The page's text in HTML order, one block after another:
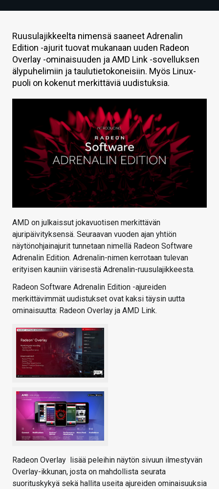
HINTA.FI
KAUPPA
VAIHDA TEEMA
HAKU
Ruusulajikkeelta nimensä saaneet Adrenalin
Edition -ajurit tuovat mukanaan uuden Radeon
Overlay -ominaisuuden ja AMD Link -sovelluksen
älypuhelimiin ja taulutietokoneisiin. Myös Linux-
puoli on kokenut merkittäviä uudistuksia.
AMD on julkaissut jokavuotisen merkittävän
ajuripäivityksensä. Seuraavan vuoden ajan yhtiön
näytönohjainajurit tunnetaan nimellä Radeon Software
Adrenalin Edition. Adrenalin-nimen kerrotaan tulevan
erityisen kauniin värisestä Adrenalin-ruusulajikkeesta.
Radeon Software Adrenalin Edition -ajureiden
merkittävimmät uudistukset ovat kaksi täysin uutta
ominaisuutta: Radeon Overlay ja AMD Link.
Radeon Overlay lisää peleihin näytön sivuun ilmestyvän
Overlay-ikkunan, josta on mahdollista seurata
suorituskykyä sekä hallita useita ajureiden ominaisuuksia